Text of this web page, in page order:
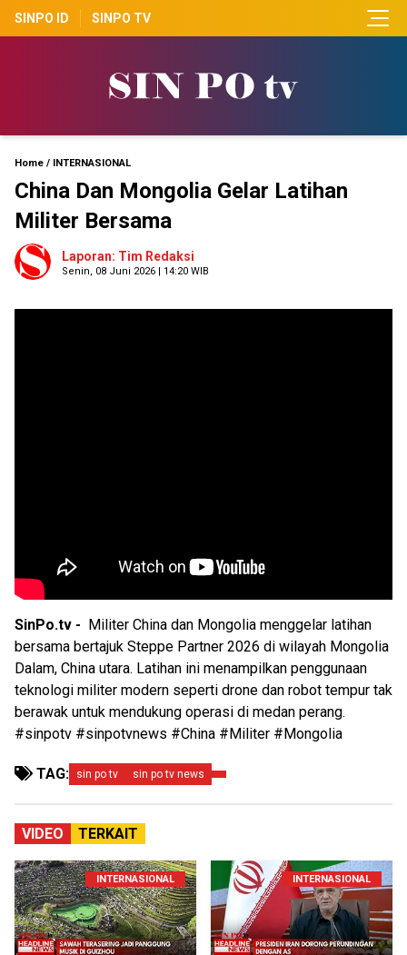
SINPO ID SINPO TV
Home / INTERNASIONAL
China Dan Mongolia Gelar Latihan
Militer Bersama
Laporan: Tim Redaksi
Senin, 08 Juni 2026 | 14:20 WIB
SinPo.tv -
Militer China dan Mongolia menggelar latihan
bersama bertajuk Steppe Partner 2026 di wilayah Mongolia
Dalam, China utara. Latihan ini menampilkan penggunaan
teknologi militer modern seperti drone dan robot tempur tak
berawak untuk mendukung operasi di medan perang.
#sinpotv #sinpotvnews #China #Militer #Mongolia
TAG: sin po tv sin po tv news
VIDEO TERKAIT
INTERNASIONAL INTERNASIONAL